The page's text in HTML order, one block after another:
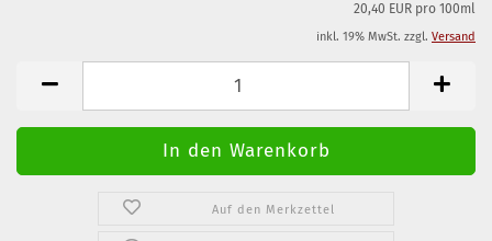
20,40 EUR pro 100ml
inkl. 19% MwSt. zzgl. Versand
Auf den Merkzettel